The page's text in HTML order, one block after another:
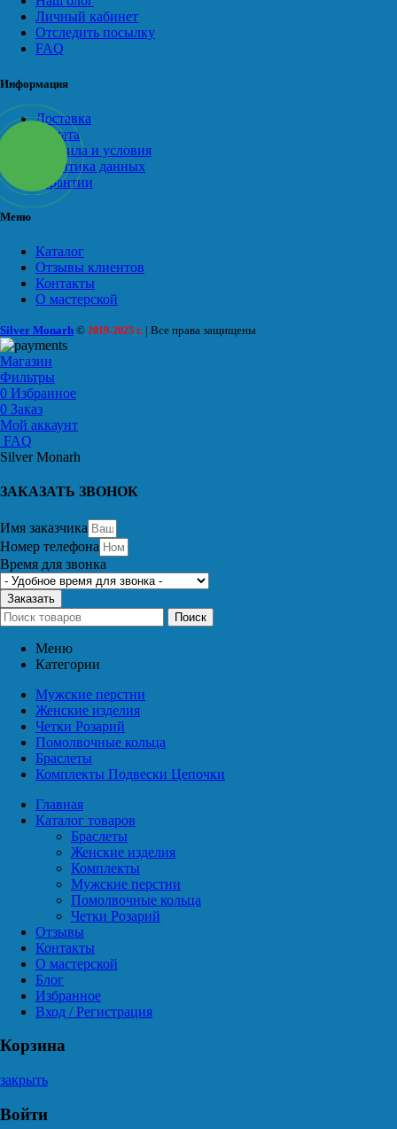
Личный кабинет
Отследить посылку
FAQ
Информация
Доставка
Оплата
Правила и условия
Политика данных
Гарантии
Меню
Каталог
Отзывы клиентов
Контакты
О мастерской
Silver Monarh © 2019-2025 г. | Все права защищены
Магазин
Фильтры
0 Избранное
0 Заказ
Мой аккаунт
FAQ
Silver Monarh
ЗАКАЗАТЬ ЗВОНОК
Имя заказчика
Номер телефона
Время для звонка
Заказать
Поиск
Меню
Категории
Мужские перстни
Женские изделия
Четки Розарий
Помолвочные кольца
Браслеты
Комплекты Подвески Цепочки
Главная
Каталог товаров
Браслеты
Женские изделия
Комплекты
Мужские перстни
Помолвочные кольца
Четки Розарий
Отзывы
Контакты
О мастерской
Блог
Избранное
Вход / Регистрация
Корзина
закрыть
Войти